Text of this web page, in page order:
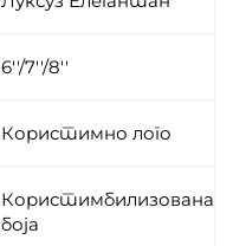
6''/7''/8''
Користимно лого
Користимбилизована
боја